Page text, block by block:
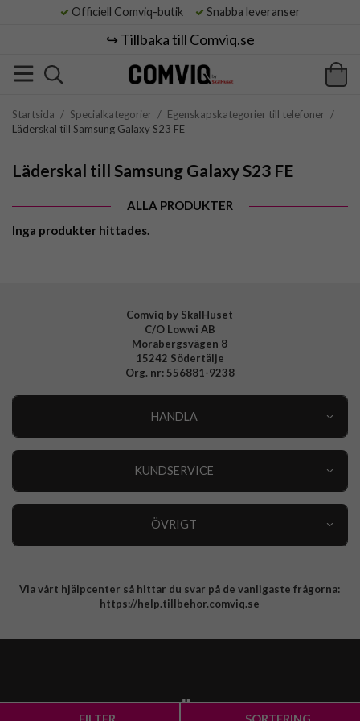
Officiell Comviq-butik Snabba leveranser
↪️ Tillbaka till Comviq.se
Startsida / Specialkategorier / Egenskapskategorier till telefoner /
Läderskal till Samsung Galaxy S23 FE
Läderskal till Samsung Galaxy S23 FE
ALLA PRODUKTER
Inga produkter hittades.
Comviq by SkalHuset
C/O Lowwi AB
Morabergsvägen 8
15242 Södertälje
Org. nr: 556881-9238
HANDLA
KUNDSERVICE
ÖVRIGT
Integritetspolicy
Via vårt hjälpcenter så hittar du svar på de vanligaste frågorna:
https://help.tillbehor.comviq.se